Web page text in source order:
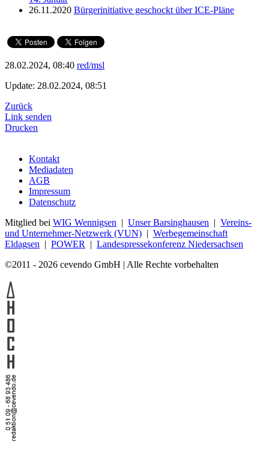
26.11.2020 Bürgerinitiative geschockt über ICE-Pläne
28.02.2024, 08:40 red/msl
Update: 28.02.2024, 08:51
Zurück
Link senden
Drucken
Kontakt
Mediadaten
AGB
Impressum
Datenschutz
Mitglied bei WIG Wennigsen | Unser Barsinghausen | Vereins-
und Unternehmer-Netzwerk (VUN) | Werbegemeinschaft
Eldagsen | POWER | Landespressekonferenz Niedersachsen
©2011 - 2026 cevendo GmbH | Alle Rechte vorbehalten